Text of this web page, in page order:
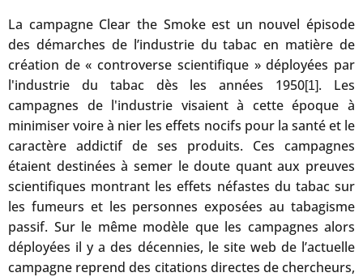
La campagne Clear the Smoke est un nouvel épisode
des démarches de l’industrie du tabac en matière de
création de « controverse scientifique » déployées par
l'industrie du tabac dès les années 1950[1]. Les
campagnes de l'industrie visaient à cette époque à
minimiser voire à nier les effets nocifs pour la santé et le
caractère addictif de ses produits. Ces campagnes
étaient destinées à semer le doute quant aux preuves
scientifiques montrant les effets néfastes du tabac sur
les fumeurs et les personnes exposées au tabagisme
passif. Sur le même modèle que les campagnes alors
déployées il y a des décennies, le site web de l’actuelle
campagne reprend des citations directes de chercheurs,